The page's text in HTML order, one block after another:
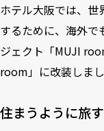
ホテル大阪では、
するために、海外で
ジェクト「MUJI
room」に改装しまし
住まうように旅